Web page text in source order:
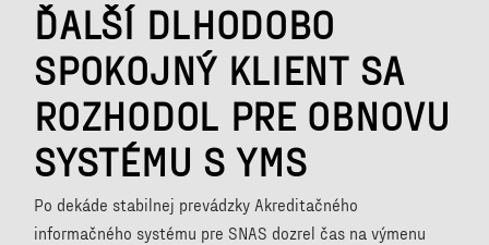
ĎALŠÍ DLHODOBO
SPOKOJNÝ KLIENT SA
ROZHODOL PRE OBNOVU
SYSTÉMU S YMS
Po dekáde stabilnej prevádzky Akreditačného
informačného systému pre SNAS dozrel čas na výmenu